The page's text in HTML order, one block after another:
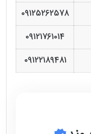
09125262578
09121761014
09122189481